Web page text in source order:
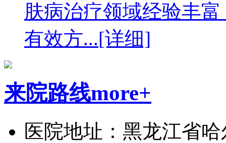
肤病治疗领域经验丰
有效方...[详细]
来院路线more+
医院地址：黑龙江省